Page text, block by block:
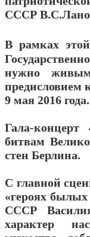
СССР
В рамках
нужно
предисловием
9 мая 2016 года.
Гала-
битвам
стен Берлина.
С главной
«героях былых
СССР
характер